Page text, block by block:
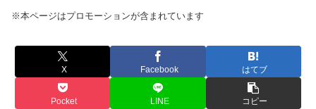
※本ページはプロモーションが含まれています
X Facebook はてブ
Pocket LINE コピー